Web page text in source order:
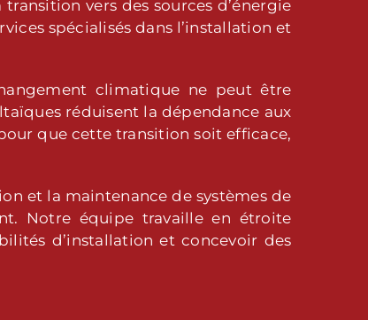
vers des sources d’énergie
spécialisés dans l’installation et
climatique ne peut être
réduisent la dépendance aux
que cette transition soit efficace,
et la maintenance de systèmes de
Notre équipe travaille en étroite
d’installation et concevoir des